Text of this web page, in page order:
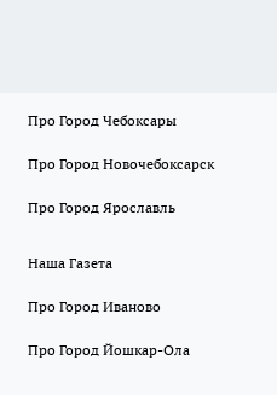
Про Город Чебоксары
Про Город Новочебоксарск
Про Город Ярославль
Наша Газета
Про Город Иваново
Про Город Йошкар-Ола